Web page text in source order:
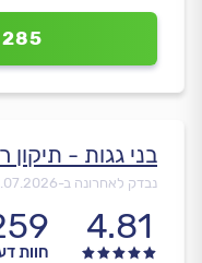
בני גגות - תיקון
נבדק לאחרונה ב-
4.81
חוות